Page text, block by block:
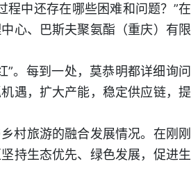
程中还存在哪些困难和问题？”在
心、巴斯夫聚氨酯（重庆）有限
”。每到一处，莫恭明都详细询问
遇，扩大产能，稳定供应链，提
村旅游的融合发展情况。在刚刚
持生态优先、绿色发展，促进生